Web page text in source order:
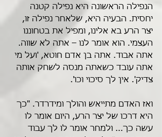
הנפילה הראשונה היא נפילה קטנה
יחסית. הבעיה היא, שלאחר נפילה זו,
יצר הרע בא אלינו, ומפיל את בטחוננו
העצמי. הוא אומר לנו – אתה לא שווה.
אתה אבוד. אתה בן אדם חוטא, 'ועל מי
אתה עובד כשאתה מנסה לשחק אותה
צדיק'. אין לך סיכוי וכו'.
ואז האדם מתייאש והולך ומידרדר. "כך
היא דרכו של יצר הרע, היום אומר לו
עשה כך... ולמחר אומר לו לך עבוד